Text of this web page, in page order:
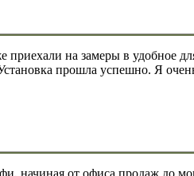
на замеры в удобное
прошла успешно. Я